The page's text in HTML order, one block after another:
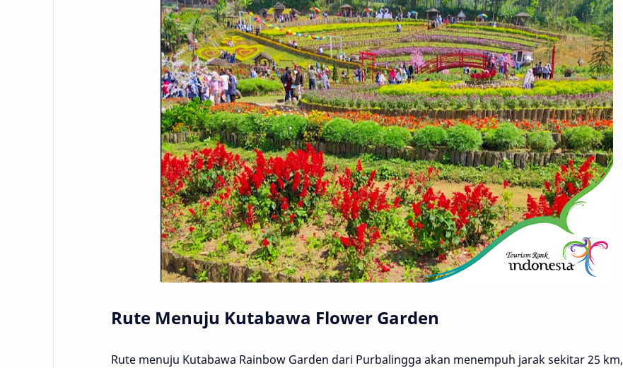
Rute Menuju Kutabawa Flower Garden
Rute menuju Kutabawa Rainbow Garden dari Purbalingga akan menempuh jarak sekitar 25 km,